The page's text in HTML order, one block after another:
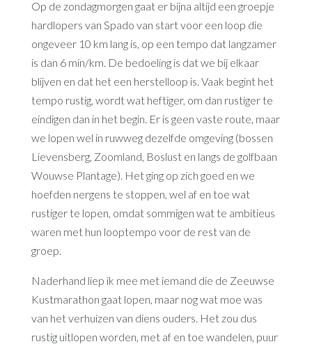
Op de zondagmorgen gaat er bijna altijd een groepje
hardlopers van Spado van start voor een loop die
ongeveer 10 km lang is, op een tempo dat langzamer
is dan 6 min/km. De bedoeling is dat we bij elkaar
blijven en dat het een herstelloop is. Vaak begint het
tempo rustig, wordt wat heftiger, om dan rustiger te
eindigen dan in het begin. Er is geen vaste route, maar
we lopen wel in ruwweg dezelfde omgeving (bossen
Lievensberg, Zoomland, Boslust en langs de golfbaan
Wouwse Plantage). Het ging op zich goed en we
hoefden nergens te stoppen, wel af en toe wat
rustiger te lopen, omdat sommigen wat te ambitieus
waren met hun looptempo voor de rest van de
groep.
Naderhand liep ik mee met iemand die de Zeeuwse
Kustmarathon gaat lopen, maar nog wat moe was
van het verhuizen van diens ouders. Het zou dus
rustig uitlopen worden, met af en toe wandelen, puur